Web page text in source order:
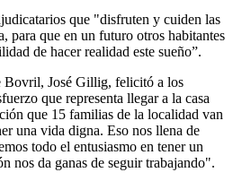
que "disfruten y cuiden las
para que en un futuro otros habitantes
de hacer realidad este sueño”.
Bovril, José Gillig, felicitó a los
que representa llegar a la casa
que 15 familias de la localidad van
una vida digna. Eso nos llena de
todo el entusiasmo en tener un
nos da ganas de seguir trabajando".